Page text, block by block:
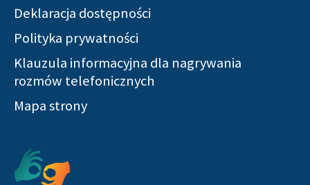
Deklaracja dostępności
Polityka prywatności
Klauzula informacyjna dla nagrywania
rozmów telefonicznych
Mapa strony
Serwisy społecznościowe